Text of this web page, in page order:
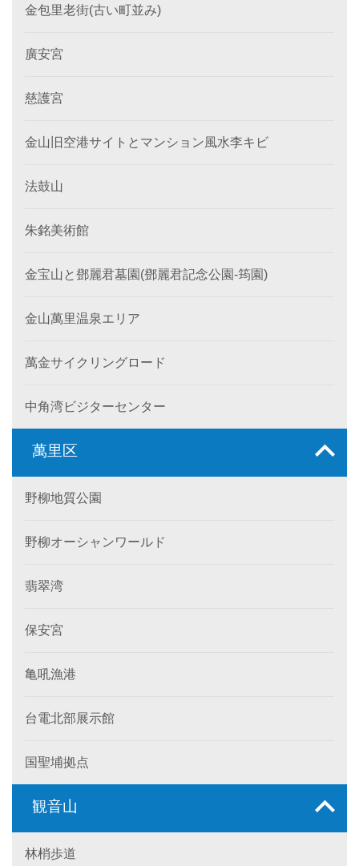
金包里老街(古い町並み)
廣安宮
慈護宮
金山旧空港サイトとマンション風水李キビ
法鼓山
朱銘美術館
金宝山と鄧麗君墓園(鄧麗君記念公園-筠園)
金山萬里温泉エリア
萬金サイクリングロード
中角湾ビジターセンター
萬里区
野柳地質公園
野柳オーシャンワールド
翡翠湾
保安宮
亀吼漁港
台電北部展示館
国聖埔拠点
観音山
林梢歩道